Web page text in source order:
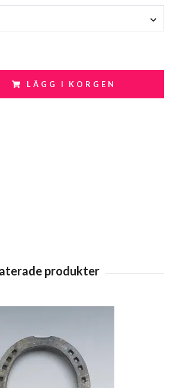
LÄGG I KORGEN